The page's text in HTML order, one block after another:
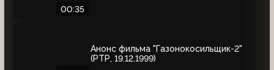
00:35
Анонс фильма "Газонокосильщик-2"
(РТР, 19.12.1999)